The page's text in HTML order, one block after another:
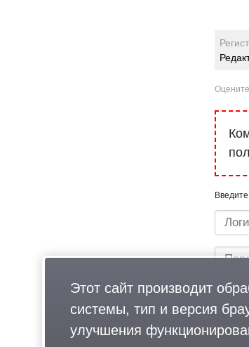
Этот сайт производит
системы, тип и версия
улучшения